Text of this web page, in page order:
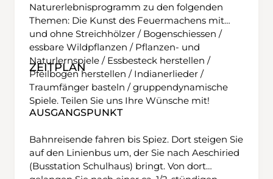
Naturerlebnisprogramm zu den folgenden
Themen: Die Kunst des Feuermachens mit
und ohne Streichhölzer / Bogenschiessen /
essbare Wildpflanzen / Pflanzen- und
Naturlernspiele / Essbesteck herstellen /
Pfeilbogen herstellen / Indianerlieder /
Traumfänger basteln / gruppendynamische
Spiele. Teilen Sie uns Ihre Wünsche mit!
ZEITPLAN
AUSGANGSPUNKT
Bahnreisende fahren bis Spiez. Dort steigen Sie
auf den Linienbus um, der Sie nach Aeschiried
(Busstation Schulhaus) bringt. Von dort